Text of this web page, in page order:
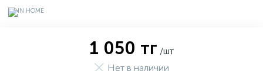
1 050 тг /шт
Нет в наличии